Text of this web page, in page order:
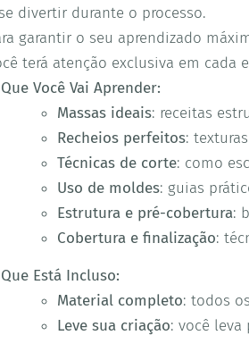
divertir durante o processo.
garantir o seu aprendizado
terá atenção exclusiva em cada
Você Vai Aprender:
Massas ideais: receitas
Recheios perfeitos:
Técnicas de corte: como
Uso de moldes: guias
Estrutura e pré-cobertura:
Cobertura e finalização:
Está Incluso:
Material completo: todos
Leve sua criação: você